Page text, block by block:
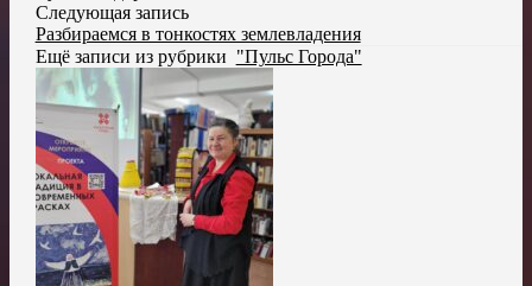
Следующая запись
Разбираемся в тонкостях землевладения
Ещё записи из рубрики "Пульс Города"